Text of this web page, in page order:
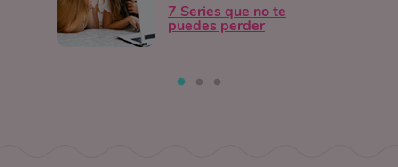
7 Series que no te
puedes perder